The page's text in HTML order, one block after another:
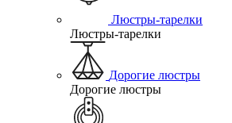
Люстры-тарелки
Люстры-тарелки
Дорогие люстры
Дорогие люстры